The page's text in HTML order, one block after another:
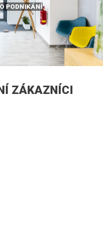
PODNIKÁNÍ
ZÁKAZNÍCI